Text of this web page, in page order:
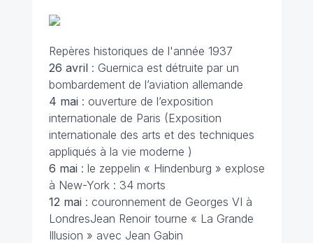
Repères historiques de l'année 1937
26 avril: Guernica est détruite par un
bombardement de l’aviation allemande
4 mai : ouverture de l’exposition
internationale de Paris (Exposition
internationale des arts et des techniques
appliqués à la vie moderne )
6 mai : le zeppelin « Hindenburg » explose
à New-York : 34 morts
12 mai : couronnement de Georges VI à
LondresJean Renoir tourne « La Grande
Illusion » avec Jean Gabin